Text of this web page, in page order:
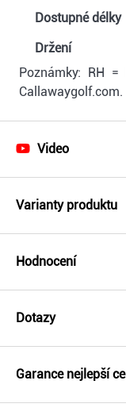
Dostupné délky
Držení
Poznámky: RH
Callawaygolf.com.
Video
Varianty produktu
Hodnocení
Dotazy
Garance nejlepší